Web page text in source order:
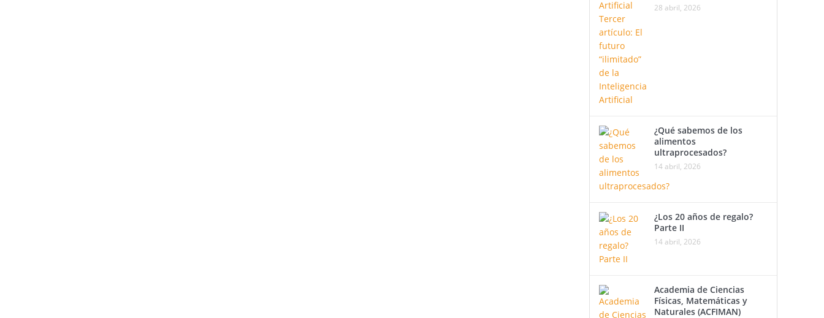
28 abril, 2026
¿Qué sabemos de los
alimentos
ultraprocesados?
14 abril, 2026
¿Los 20 años de regalo?
Parte II
14 abril, 2026
Academia de Ciencias
Físicas, Matemáticas y
Naturales (ACFIMAN)